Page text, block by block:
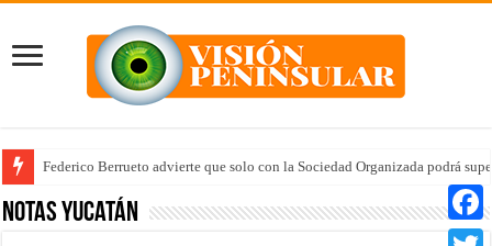
Federico Berrueto advierte que solo con la Sociedad Organizada podrá
Arrancan la tercera etapa de Médico 24/7
Notas Yucatán